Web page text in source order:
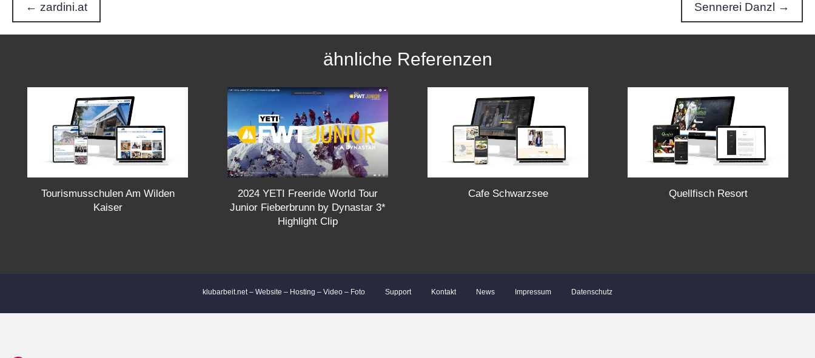
P
a
t
← zardini.at Sennerei Danzl →
ähnliche Referenzen
Tourismusschulen Am Wilden
Kaiser
2024 YETI Freeride World Tour
Junior Fieberbrunn by Dynastar 3*
Highlight Clip
Cafe Schwarzsee Quellfisch Resort
klubarbeit.net – Website – Hosting – Video – Foto Support Kontakt News Impressum Datenschutz